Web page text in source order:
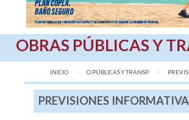
OBRAS PÚBLICAS Y
INICIO O.PÚBLICAS Y TRANSP. AQUÍ:
PREVISIONES